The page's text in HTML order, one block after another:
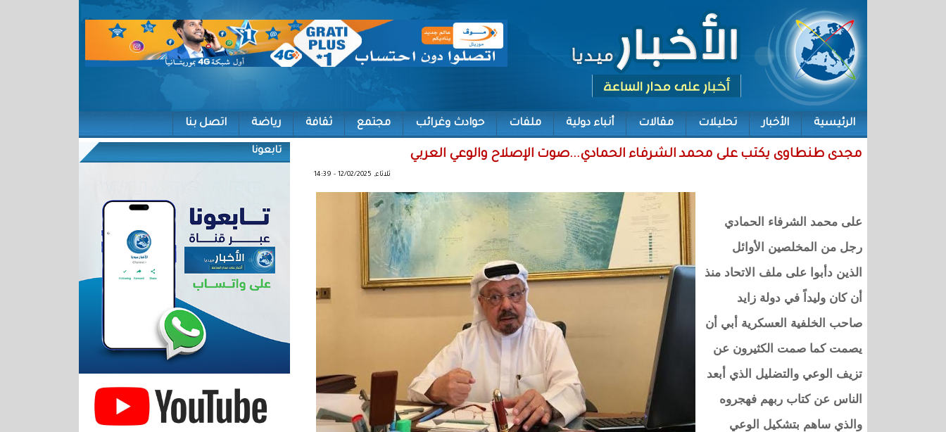
الرئيسية الأخبار تحليلات مقالات أنباء دولية ملفات حوادث وغرائب مجتمع ثقافة رياضة اتصل بنا
مجدى طنطاوى يكتب على محمد الشرفاء الحمادي...صوت الإصلاح والوعي العربي
ثلاثاء, 12/02/2025 - 14:39
على محمد الشرفاء الحمادي
رجل من المخلصين الأوائل
الذين دأبوا على ملف الاتحاد منذ
أن كان وليداً في دولة زايد
صاحب الخلفية العسكرية أبي أن
يصمت كما صمت الكثيرون عن
تزيف الوعي والتضليل الذي أبعد
الناس عن كتاب ربهم فهجروه
والذي ساهم بتشكيل الوعي
تابعونا